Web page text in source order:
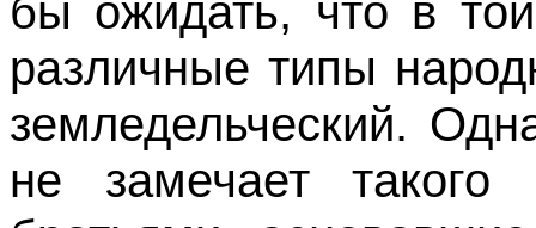
бы ожидать, что в
различные типы
земледельческий.
не замечает